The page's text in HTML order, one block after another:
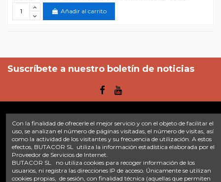
Añadir al carrito
Suscríbete a nuestro boletín de noticias
Enlaces
Inicio Sobre nosotros Contacte con nosotros
Aviso legal
Política de privacidad
Tratamiento de datos
Términos y condiciones
Plazos de envío
Con la finalidad de ofrecerle el mejor servicio y con el objeto de facilitar el
uso, se analizan el número de páginas visitadas, el número de visitas, así
como la actividad de los visitantes y su frecuencia de utilización. A estos
efectos, BUTACOR SL utiliza la información estadística elaborada por el
Proveedor de Servicios de Internet.
BUTACOR SL no utiliza cookies para recoger información de los
usuarios, ni registra las direcciones IP de acceso. Únicamente se utilizan
cookies propias, de sesión, con finalidad técnica (aquellas que permiten